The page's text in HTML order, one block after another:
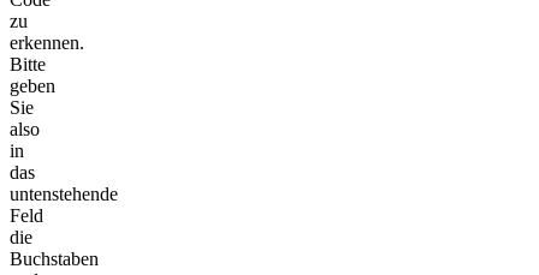
zu
erkennen.
Bitte
geben
Sie
also
in
das
untenstehende
Feld
die
Buchstaben